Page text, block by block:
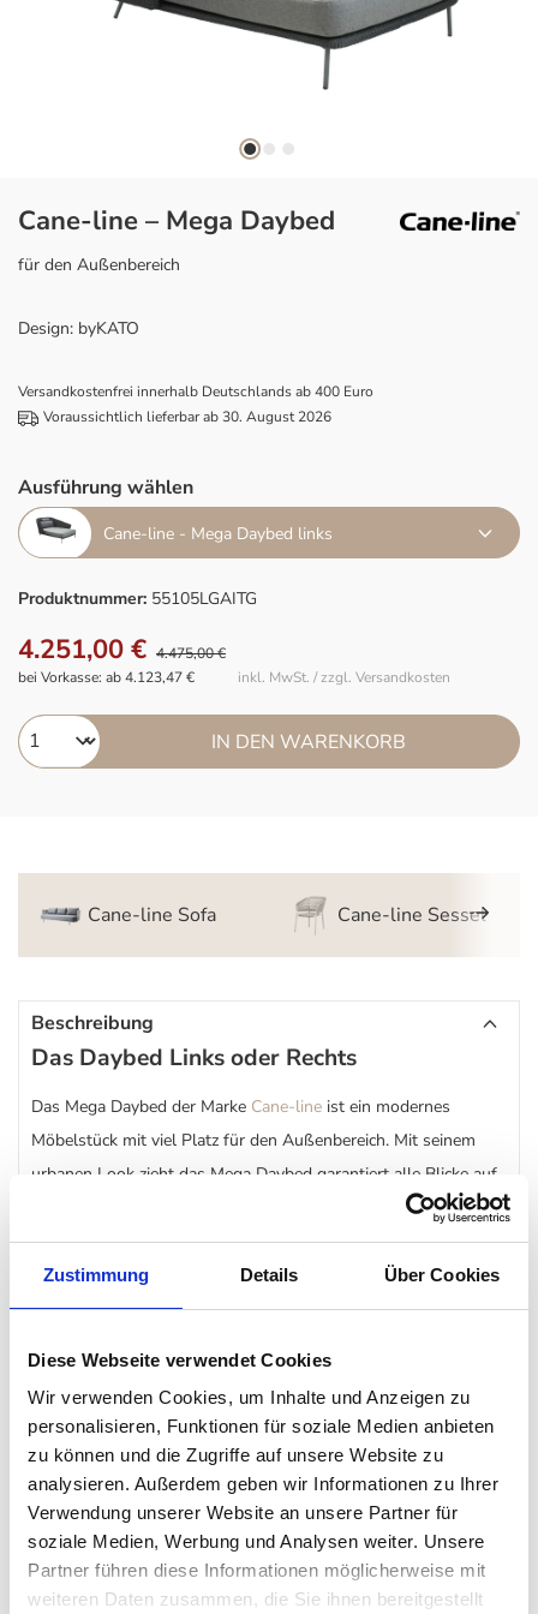
Zustimmung Details Über Cookies
Diese Webseite verwendet Cookies
Wir verwenden Cookies, um Inhalte und Anzeigen zu
personalisieren, Funktionen für soziale Medien anbieten
zu können und die Zugriffe auf unsere Website zu
analysieren. Außerdem geben wir Informationen zu Ihrer
Verwendung unserer Website an unsere Partner für
soziale Medien, Werbung und Analysen weiter. Unsere
Partner führen diese Informationen möglicherweise mit
weiteren Daten zusammen, die Sie ihnen bereitgestellt
Cane-line – Mega Daybed
für den Außenbereich
Design: byKATO
Versandkostenfrei innerhalb Deutschlands ab 400 Euro
Voraussichtlich lieferbar ab 30. August 2026
Ausführung wählen
Cane-line - Mega Daybed links
Produktnummer: 55105LGAITG
4.251,00 € 4.475,00 €
inkl. MwSt. / zzgl. Versandkosten
bei Vorkasse: ab 4.123,47 €
IN DEN WARENKORB
Cane-line Sofa Cane-line Sessel
Beschreibung
Das Daybed Links oder Rechts
Das Mega Daybed der Marke Cane-line ist ein modernes
Möbelstück mit viel Platz für den Außenbereich. Mit seinem
urbanen Look zieht das Mega Daybed garantiert alle Blicke auf
sich, ob auf der Terrasse im eigenen Garten oder am Pool im
Ferienhaus. Auf Grund der Auswahl an Links- oder
Rechtsausrichtung des Daybed kann es entweder für die
Umgebung passend ausgewählt werden, oder zusammen
Durch die Verwendung des Materials Weave® ist es bei jedem
Klima ideal für die Verwendung im Freien, da es temperatur-
und UV-beständig ist. Die im Lieferumfang enthaltenen Polster
des MegaDaybedsind aus dem Cane-line AirTouch mit
QuickDry-System gefertigt. Dies ist eine spezielle Technologie,
die es ermöglicht, dass die Polster nach bereits etwa einer